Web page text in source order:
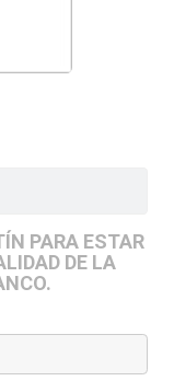
PARA ESTAR
DE LA